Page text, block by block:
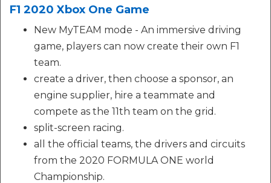
F1 2020 Xbox One Game
New MyTEAM mode - An immersive driving
game, players can now create their own F1
team.
create a driver, then choose a sponsor, an
engine supplier, hire a teammate and
compete as the 11th team on the grid.
split-screen racing.
all the official teams, the drivers and circuits
from the 2020 FORMULA ONE world
Championship.